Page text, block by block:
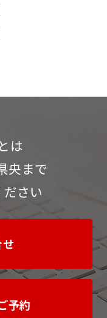
は
央まで
さい
予約